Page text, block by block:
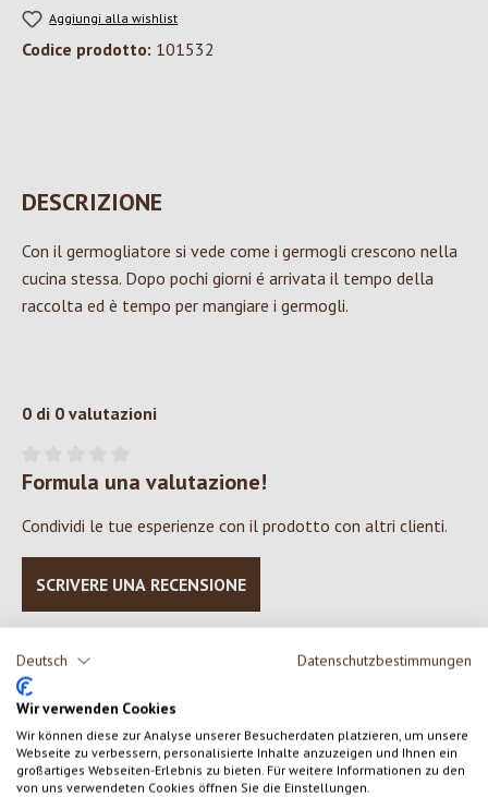
Deutsch Datenschutzbestimmungen
Wir verwenden Cookies
Wir können diese zur Analyse unserer Besucherdaten platzieren, um unsere
Webseite zu verbessern, personalisierte Inhalte anzuzeigen und Ihnen ein
großartiges Webseiten-Erlebnis zu bieten. Für weitere Informationen zu den
von uns verwendeten Cookies öffnen Sie die Einstellungen.
Aggiungi alla wishlist
Codice prodotto: 101532
DESCRIZIONE
Con il germogliatore si vede come i germogli crescono nella
cucina stessa. Dopo pochi giorni é arrivata il tempo della
raccolta ed è tempo per mangiare i germogli.
0 di 0 valutazioni
Valutazione media di 0 su 5 stelle
Formula una valutazione!
Condividi le tue esperienze con il prodotto con altri clienti.
SCRIVERE UNA RECENSIONE
Nessuna recensione trovata Condividi le tue opinioni
con gli altri.